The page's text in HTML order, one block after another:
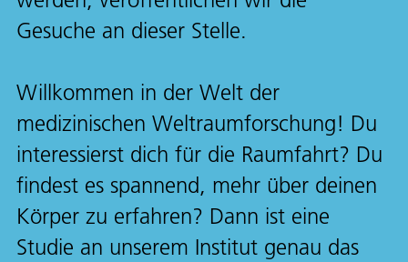
Gesuche an dieser Stelle.
Willkommen in der Welt der
medizinischen Weltraumforschung! Du
interessierst dich für die Raumfahrt? Du
findest es spannend, mehr über deinen
Körper zu erfahren? Dann ist eine
Studie an unserem Institut genau das